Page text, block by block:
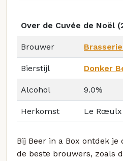
Over de Cuvée de Noël
Brouwer
Bierstijl Donker
Alcohol 9.0%
Herkomst Le Rœulx
Bij Beer in a Box ontdek je
de beste brouwers, zoals